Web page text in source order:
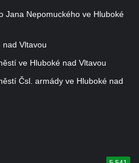
Chemnitz
Jana Nepomuckého ve Hluboké
nad Vltavou
ve Hluboké nad Vltavou
Čsl. armády ve Hluboké nad